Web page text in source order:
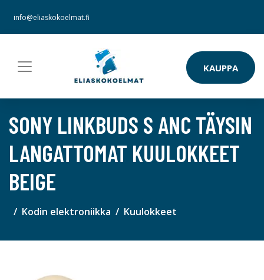
info@eliaskokoelmat.fi
KAUPPA
SONY LINKBUDS S ANC TÄYSIN
LANGATTOMAT KUULOKKEET
BEIGE
Kodin elektroniikka Kuulokkeet